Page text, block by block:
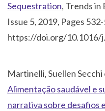
Sequestration, Trends in
Issue 5, 2019, Pages
https://doi.org/10.1016/
Martinelli, Suellen
Alimentação saudável e
narrativa sobre desafios